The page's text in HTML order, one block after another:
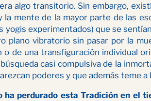
algo transitorio. Sin embargo,
la mente de la mayor parte de las
yogis experimentados) que se
plano vibratorio sin pasar por la
o de una transfiguración individual
casi compulsiva de la
poderes y que además teme
ha perdurado esta Tradición en el